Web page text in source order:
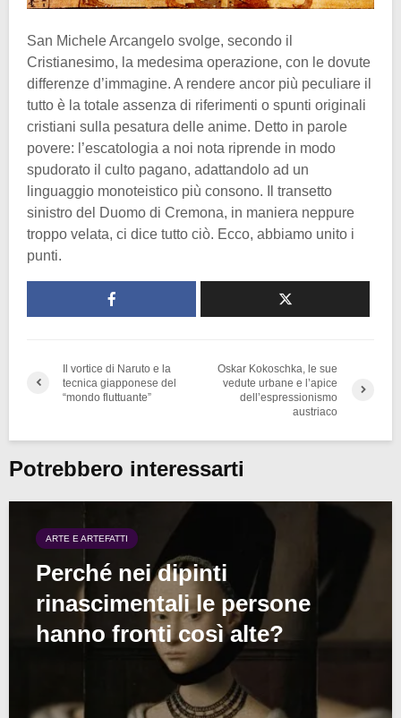
San Michele Arcangelo svolge, secondo il
Cristianesimo, la medesima operazione, con le dovute
differenze d’immagine. A rendere ancor più peculiare il
tutto è la totale assenza di riferimenti o spunti originali
cristiani sulla pesatura delle anime. Detto in parole
povere: l’escatologia a noi nota riprende in modo
spudorato il culto pagano, adattandolo ad un
linguaggio monoteistico più consono. Il transetto
sinistro del Duomo di Cremona, in maniera neppure
troppo velata, ci dice tutto ciò. Ecco, abbiamo unito i
punti.
Il vortice di Naruto e la
tecnica giapponese del
“mondo fluttuante”
Oskar Kokoschka, le sue
vedute urbane e l’apice
dell’espressionismo
austriaco
Potrebbero interessarti
ARTE E ARTEFATTI
Perché nei dipinti
rinascimentali le persone
hanno fronti così alte?